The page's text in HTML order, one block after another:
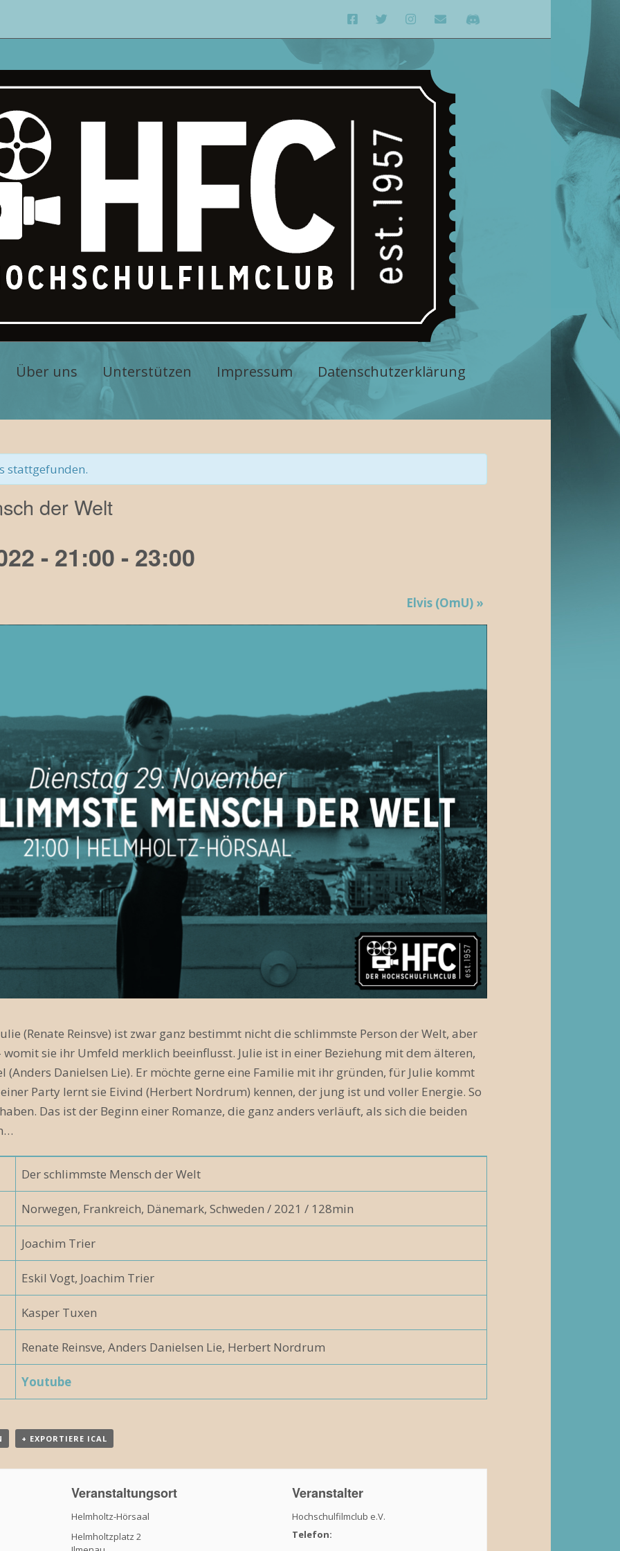
Über uns Unterstützen Impressum Datenschutzerklärung
stattgefunden.
der Welt
- 21:00 - 23:00
Elvis (OmU) »
(Renate Reinsve) ist zwar ganz bestimmt nicht die schlimmste Person der Welt, aber
sie ihr Umfeld merklich beeinflusst. Julie ist in einer Beziehung mit dem älteren,
(Anders Danielsen Lie). Er möchte gerne eine Familie mit ihr gründen, für Julie kommt
Party lernt sie Eivind (Herbert Nordrum) kennen, der jung ist und voller Energie. So
Das ist der Beginn einer Romanze, die ganz anders verläuft, als sich die beiden
Der schlimmste Mensch der Welt
Norwegen, Frankreich, Dänemark, Schweden / 2021 / 128min
Joachim Trier
Eskil Vogt, Joachim Trier
Kasper Tuxen
Renate Reinsve, Anders Danielsen Lie, Herbert Nordrum
Youtube
+ EXPORTIERE ICAL
Veranstaltungsort
Helmholtz-Hörsaal
Helmholtzplatz 2
Veranstalter
Hochschulfilmclub e.V.
Telefon: